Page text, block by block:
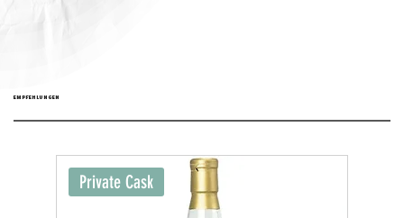
EMPFEHLUNGEN
Private Cask